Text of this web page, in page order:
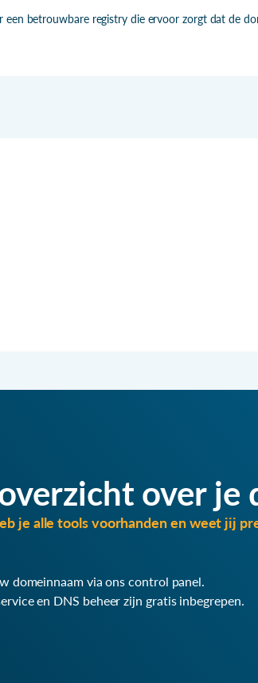
betrouwbare registry die ervoor zorgt dat de
over je
je alle tools voorhanden en weet jij
domeinnaam via ons control panel.
en DNS beheer zijn gratis inbegrepen.